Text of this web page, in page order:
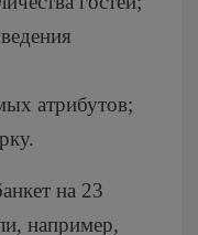
атрибутов;
на 23
например,